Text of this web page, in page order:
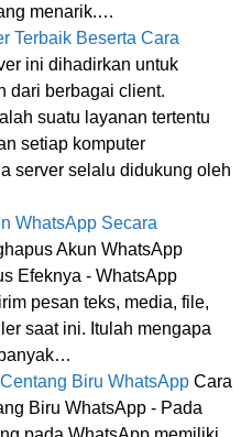
menarik.…
Terbaik Beserta Cara
ini dihadirkan untuk
dari berbagai client.
suatu layanan tertentu
setiap komputer
server selalu didukung oleh
WhatsApp Secara
Akun WhatsApp
Efeknya - WhatsApp
pesan teks, media, file,
saat ini. Itulah mengapa
Biru WhatsApp Cara
Biru WhatsApp - Pada